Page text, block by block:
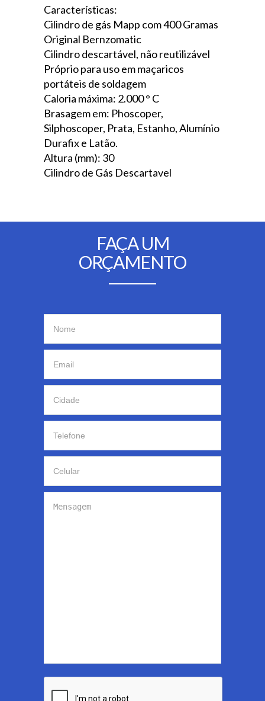
Características:
Cilindro de gás Mapp com 400 Gramas
Original Bernzomatic
Cilindro descartável, não reutilizável
Próprio para uso em maçaricos
portáteis de soldagem
Caloria máxima: 2.000 ° C
Brasagem em: Phoscoper,
Silphoscoper, Prata, Estanho, Alumínio
Durafix e Latão.
Altura (mm): 30
Cilindro de Gás Descartavel
FAÇA UM
ORÇAMENTO